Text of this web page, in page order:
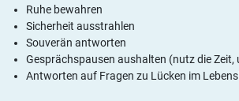
Ruhe bewahren
Sicherheit ausstrahlen
Souverän antworten
Gesprächspausen aushalten (nutz die Zeit,
Antworten auf Fragen zu Lücken im